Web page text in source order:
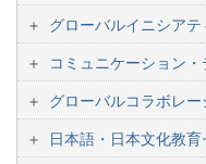
グローバルイニシアテ
コミュニケーション
グローバルコラボレ
日本語・日本文化教育